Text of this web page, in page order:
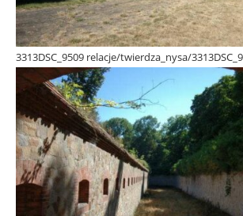
3313DSC_9509 relacje/twierdza_nysa/